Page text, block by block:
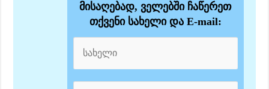
მისაღებად, ველებში ჩაწერეთ
თქვენი სახელი და E-mail: